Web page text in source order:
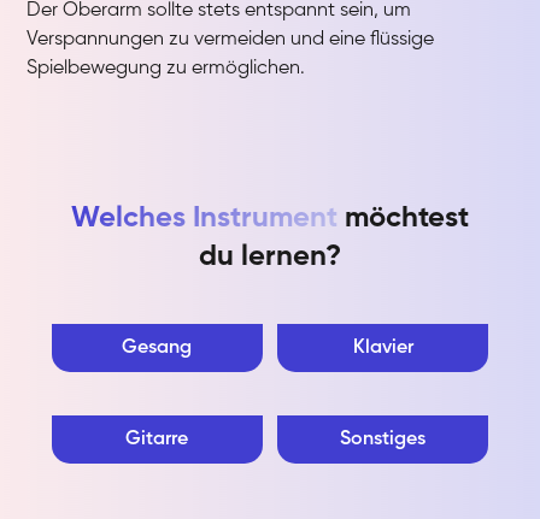
Der Oberarm sollte stets entspannt sein, um
Verspannungen zu vermeiden und eine flüssige
Spielbewegung zu ermöglichen.
Welches Instrument möchtest
du lernen?
Gesang Klavier
Gitarre Sonstiges